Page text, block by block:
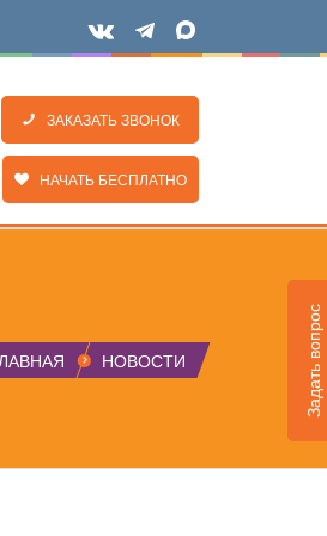
ЗАКАЗАТЬ ЗВОНОК
НАЧАТЬ БЕСПЛАТНО
НОВОСТИ Задать вопрос